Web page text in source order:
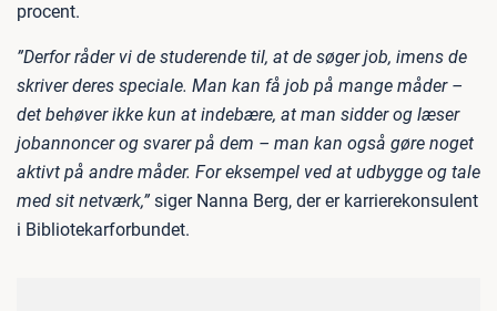
procent.
”Derfor råder vi de studerende til, at de søger job, imens de
skriver deres speciale. Man kan få job på mange måder –
det behøver ikke kun at indebære, at man sidder og læser
jobannoncer og svarer på dem – man kan også gøre noget
aktivt på andre måder. For eksempel ved at udbygge og tale
med sit netværk,” siger Nanna Berg, der er karrierekonsulent
i Bibliotekarforbundet.